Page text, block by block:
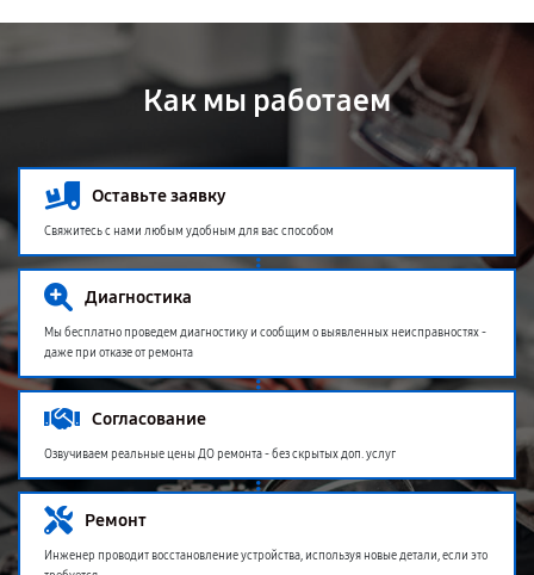
Как мы работаем
Оставьте заявку
Свяжитесь с нами любым удобным для вас способом
Диагностика
Мы бесплатно проведем диагностику и сообщим о выявленных неисправностях -
даже при отказе от ремонта
Согласование
Озвучиваем реальные цены ДО ремонта - без скрытых доп. услуг
Ремонт
Инженер проводит восстановление устройства, используя новые детали, если это